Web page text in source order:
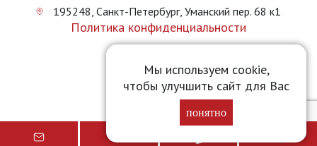
Мы используем cookie,
чтобы улучшить сайт для Вас
понятно
195248, Санкт-Петербург, Уманский пер. 68 к1
Политика конфиденциальности
Карта сайта
Прайс-лист